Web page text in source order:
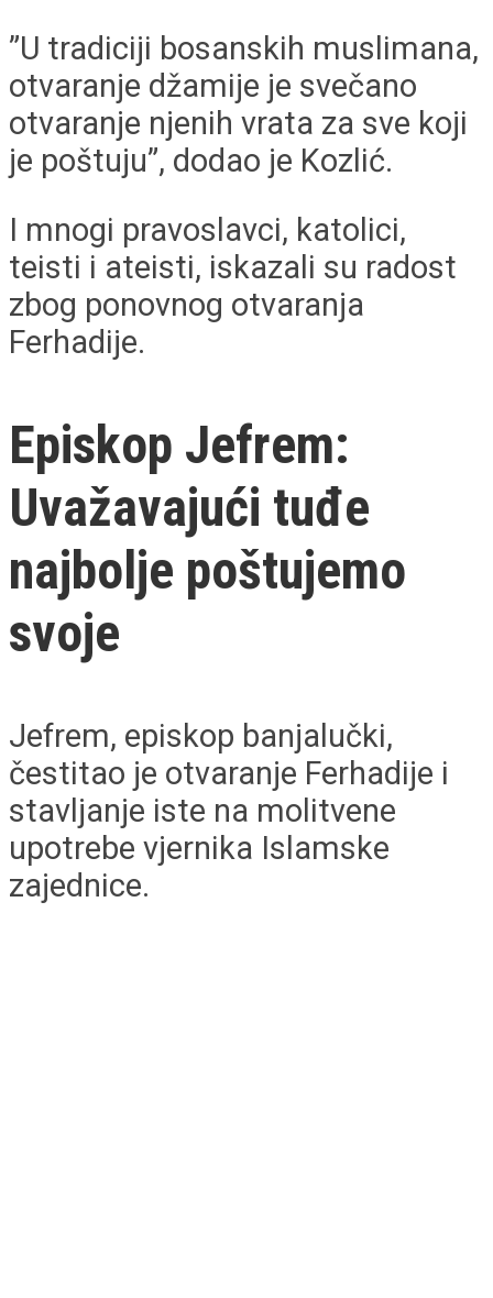
”U tradiciji bosanskih muslimana,
otvaranje džamije je svečano
otvaranje njenih vrata za sve koji
je poštuju”, dodao je Kozlić.
I mnogi pravoslavci, katolici,
teisti i ateisti, iskazali su radost
zbog ponovnog otvaranja
Ferhadije.
Episkop Jefrem:
Uvažavajući tuđe
najbolje poštujemo
svoje
Jefrem, episkop banjalučki,
čestitao je otvaranje Ferhadije i
stavljanje iste na molitvene
upotrebe vjernika Islamske
zajednice.